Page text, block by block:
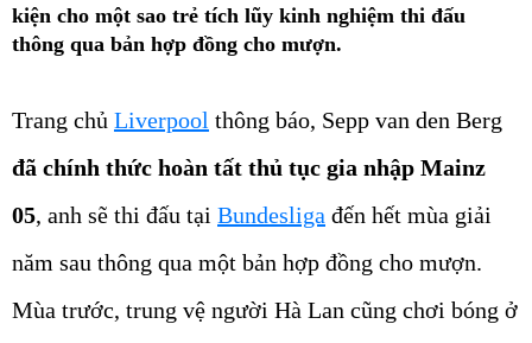
kiện cho một sao trẻ tích lũy kinh nghiệm thi đấu
thông qua bản hợp đồng cho mượn.
Trang chủ Liverpool thông báo, Sepp van den Berg
đã chính thức hoàn tất thủ tục gia nhập Mainz
05, anh sẽ thi đấu tại Bundesliga đến hết mùa giải
năm sau thông qua một bản hợp đồng cho mượn.
Mùa trước, trung vệ người Hà Lan cũng chơi bóng ở